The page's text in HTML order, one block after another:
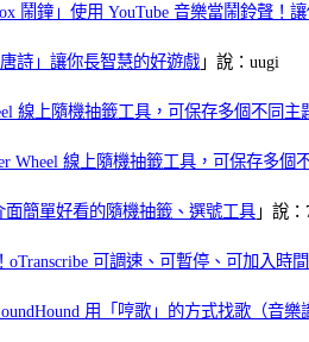
鬧鐘」使用 YouTube 音樂當鬧鈴聲！
唐詩」讓你長智慧的好遊戲 」說：uugi
線上隨機抽籤工具，可保存多個不同主
Wheel 線上隨機抽籤工具，可保存多個
面簡單好看的隨機抽籤、選號工具 」說：
oTranscribe 可調速、可暫停、可加入時
用「哼歌」的方式找歌（音樂